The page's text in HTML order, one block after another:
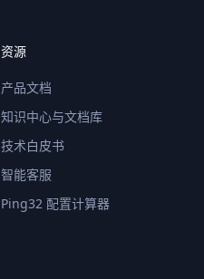
资源
产品文档
知识中心与文档库
技术白皮书
智能客服
Ping32 配置计算器